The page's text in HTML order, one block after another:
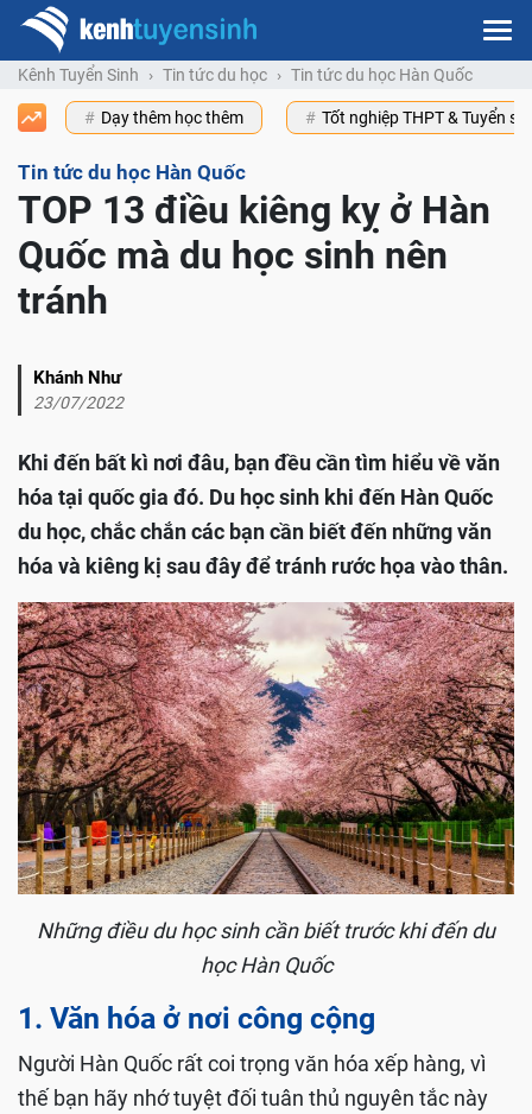
Kênh Tuyển Sinh Tin tức du học Tin tức du học Hàn Quốc
Dạy thêm học thêm Tốt nghiệp THPT & Tuyển
Tin tức du học Hàn Quốc
TOP 13 điều kiêng kỵ ở Hàn
Quốc mà du học sinh nên
tránh
Khánh Như
23/07/2022
Khi đến bất kì nơi đâu, bạn đều cần tìm hiểu về văn
hóa tại quốc gia đó. Du học sinh khi đến Hàn Quốc
du học, chắc chắn các bạn cần biết đến những văn
hóa và kiêng kị sau đây để tránh rước họa vào thân.
Những điều du học sinh cần biết trước khi đến du
học Hàn Quốc
1. Văn hóa ở nơi công cộng
Người Hàn Quốc rất coi trọng văn hóa xếp hàng, vì
thế bạn hãy nhớ tuyệt đối tuân thủ nguyên tắc này